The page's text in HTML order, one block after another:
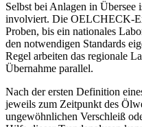
Selbst bei Anlagen in
involviert. Die OELCHECK-
Proben, bis ein nationales
den notwendigen Standards
Regel arbeiten das regionale
Übernahme parallel.
Nach der ersten Definition
jeweils zum Zeitpunkt des
ungewöhnlichen Verschleiß